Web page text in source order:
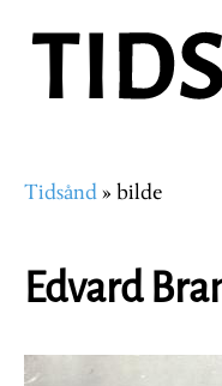
hovedinnhold
Navigasjonssti
Tidsånd bilde
Edvard
Image